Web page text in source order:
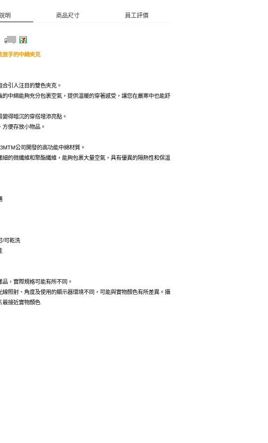
明 商品尺寸 員工評價
放手的中綿夾克
合引人注目的雙色夾克。
的中綿能夠充分包裹空氣，提供溫暖的穿著感受，讓您在嚴寒中也能舒
變得暗沉的穿搭增添亮點。
方便存放小物品。
3MTM公司開發的高功能中綿材質。
細的微纖維和聚酯纖維，能夠包裹大量空氣，具有優異的隔熱性和保溫
/可乾洗
，實際規格可能有所不同。
照射、角度及使用的顯示器環境不同，可能與實物顏色有所差異。攝
最接近實物顏色